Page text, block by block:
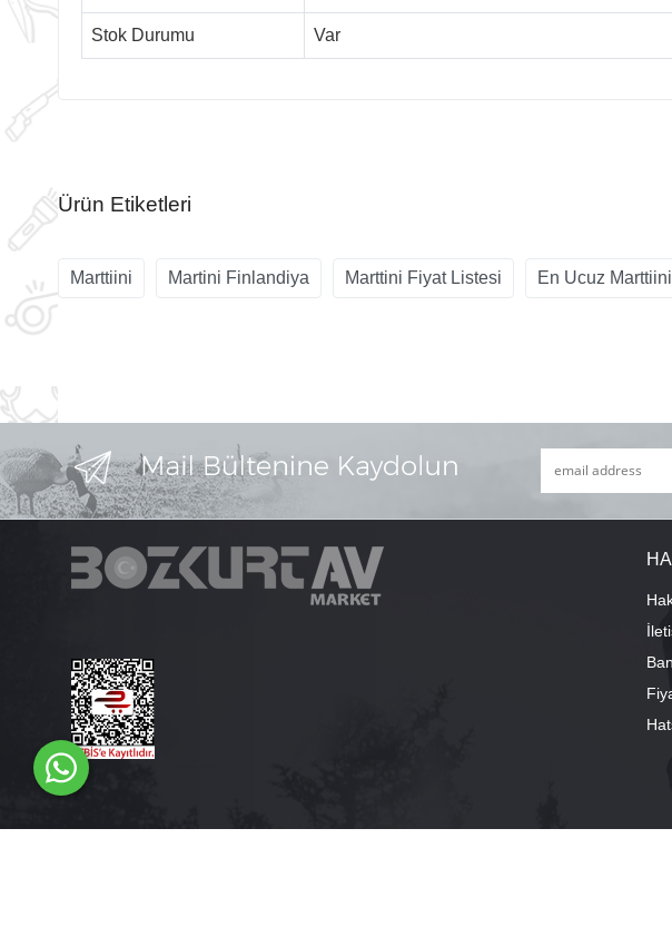
Stok Durumu Var
Ürün Etiketleri
Marttiini Martini Finlandiya Marttini Fiyat Listesi En Ucuz